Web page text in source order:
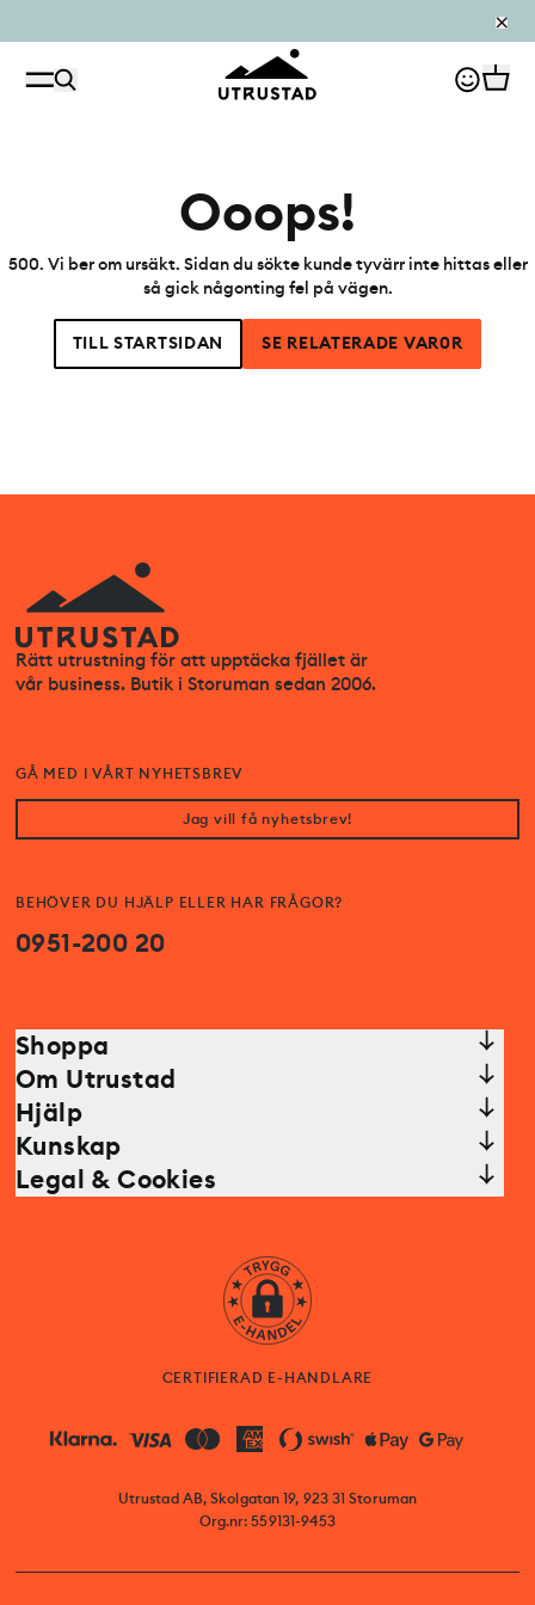
Ooops!
500. Vi ber om ursäkt. Sidan du sökte kunde tyvärr inte hittas eller
så gick någonting fel på vägen.
TILL STARTSIDAN SE RELATERADE VAR0R
Rätt utrustning för att upptäcka fjället är
vår business. Butik i Storuman sedan 2006.
BEHÖVER DU HJÄLP ELLER HAR FRÅGOR?
0951-200 20
GÅ MED I VÅRT NYHETSBREV
Jag vill få nyhetsbrev!
Shoppa
Om Utrustad
Hjälp
Kunskap
Legal & Cookies
CERTIFIERAD E-HANDLARE
Utrustad AB, Skolgatan 19, 923 31 Storuman
Org.nr: 559131-9453